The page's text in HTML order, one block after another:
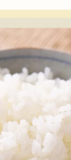
う想いか
重ねた米
ピーター
の食味を
析鑑定コ
内、上位
生産者と